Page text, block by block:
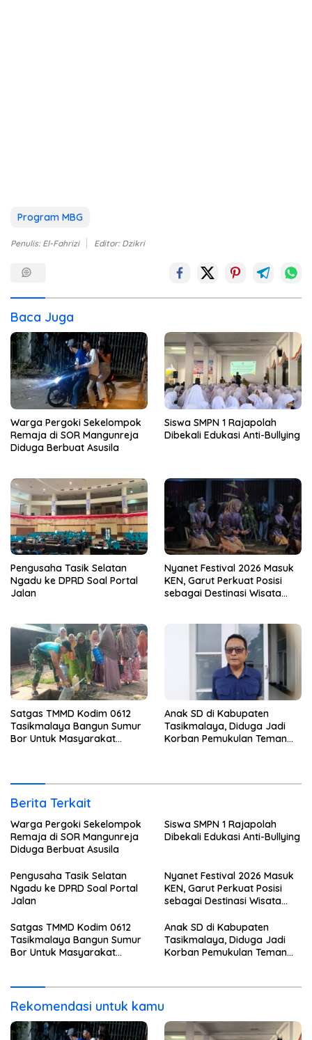
Program MBG
Penulis: El-Fahrizi Editor: Dzikri
Baca Juga
Warga Pergoki Sekelompok
Remaja di SOR Mangunreja
Diduga Berbuat Asusila
Siswa SMPN 1 Rajapolah
Dibekali Edukasi Anti-Bullying
Pengusaha Tasik Selatan
Ngadu ke DPRD Soal Portal
Jalan
Nyanet Festival 2026 Masuk
KEN, Garut Perkuat Posisi
sebagai Destinasi Wisata
Satgas TMMD Kodim 0612
Tasikmalaya Bangun Sumur
Bor Untuk Masyarakat
Anak SD di Kabupaten
Tasikmalaya, Diduga Jadi
Korban Pemukulan Teman
Berita Terkait
Warga Pergoki Sekelompok
Remaja di SOR Mangunreja
Diduga Berbuat Asusila
Siswa SMPN 1 Rajapolah
Dibekali Edukasi Anti-Bullying
Pengusaha Tasik Selatan
Ngadu ke DPRD Soal Portal
Jalan
Nyanet Festival 2026 Masuk
KEN, Garut Perkuat Posisi
sebagai Destinasi Wisata
Satgas TMMD Kodim 0612
Tasikmalaya Bangun Sumur
Bor Untuk Masyarakat
Anak SD di Kabupaten
Tasikmalaya, Diduga Jadi
Korban Pemukulan Teman
Rekomendasi untuk kamu